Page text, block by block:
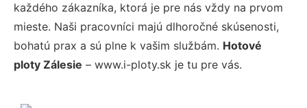
každého zákazníka, ktorá je pre nás vždy na prvom
mieste. Naši pracovníci majú dlhoročné skúsenosti,
bohatú prax a sú plne k vašim službám. Hotové
ploty Zálesie – www.i-ploty.sk je tu pre vás.